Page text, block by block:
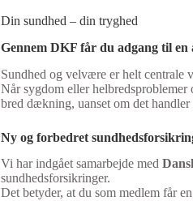
Din sundhed – din tryghed
Gennem DKF får du adgang til
Sundhed og velvære er helt
Når sygdom eller
bred dækning, uanset om det
Ny og forbedret
Vi har indgået samarbejde med
sundhedsforsikringer.
Det betyder, at du som medlem får